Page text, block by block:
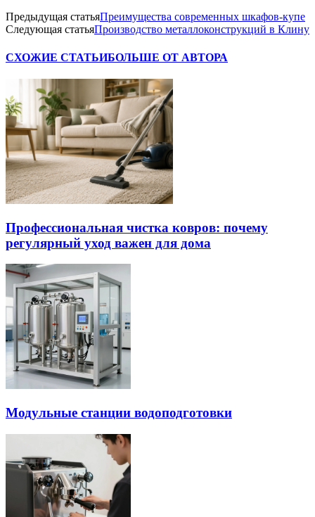
Предыдущая статьяПреимущества современных шкафов-купе
Следующая статьяПроизводство металлоконструкций в Клину
СХОЖИЕ СТАТЬИБОЛЬШЕ ОТ АВТОРА
Профессиональная чистка ковров: почему
регулярный уход важен для дома
Модульные станции водоподготовки